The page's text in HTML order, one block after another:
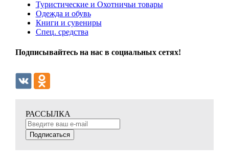
Туристические и Охотничьи товары
Одежда и обувь
Книги и сувениры
Спец. средства
Подписывайтесь на нас в социальных сетях!
РАССЫЛКА
Подписаться